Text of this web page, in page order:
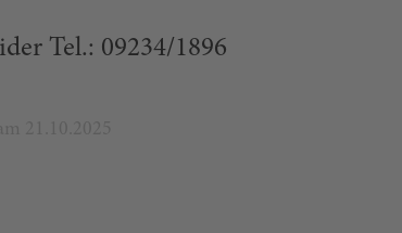
Tel.: 09234/1896